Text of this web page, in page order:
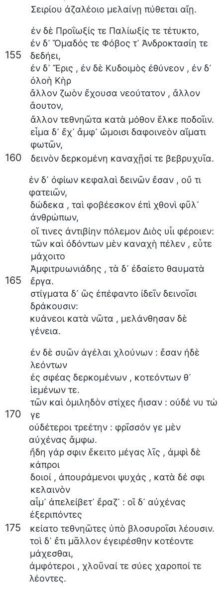
Σειρίου ἀζαλέοιο μελαίνῃ πύθεται αἴῃ.
ἐν δὲ Προΐωξίς τε Παλίωξίς τε τέτυκτο,
155
ἐν δ᾽ Ὅμαδός τε Φόβος τ᾽ Ἀνδροκτασίη τε
δεδήει,
ἐν δ᾽ Ἔρις , ἐν δὲ Κυδοιμὸς ἐθύνεον , ἐν δ᾽
ὀλοὴ Κὴρ
ἄλλον ζωὸν ἔχουσα νεούτατον , ἄλλον
ἄουτον,
ἄλλον τεθνηῶτα κατὰ μόθον ἕλκε ποδοῖιν.
εἷμα δ᾽ ἔχ᾽ ἄμφ᾽ ὤμοισι δαφοινεὸν αἵματι
φωτῶν,
160 δεινὸν δερκομένη καναχῇσί τε βεβρυχυῖα.
ἐν δ᾽ ὀφίων κεφαλαὶ δεινῶν ἔσαν , οὔ τι
φατειῶν,
δώδεκα , ταὶ φοβέεσκον ἐπὶ χθονὶ φῦλ᾽
ἀνθρώπων,
οἵ τινες ἀντιβίην πόλεμον Διὸς υἷι φέροιεν:
τῶν καὶ ὀδόντων μὲν καναχὴ πέλεν , εὖτε
μάχοιτο
165
Ἀμφιτρυωνιάδης , τὰ δ᾽ ἐδαίετο θαυματὰ
ἔργα.
στίγματα δ᾽ ὣς ἐπέφαντο ἰδεῖν δεινοῖσι
δράκουσιν:
κυάνεοι κατὰ νῶτα , μελάνθησαν δὲ
γένεια.
ἐν δὲ συῶν ἀγέλαι χλούνων : ἔσαν ἠδὲ
λεόντων
ἐς σφέας δερκομένων , κοτεόντων θ᾽
ἱεμένων τε.
170
τῶν καὶ ὁμιληδὸν στίχες ἤισαν : οὐδέ νυ τώ
γε
οὐδέτεροι τρεέτην : φρῖσσόν γε μὲν
αὐχένας ἄμφω.
ἤδη γάρ σφιν ἔκειτο μέγας λῖς , ἀμφὶ δὲ
κάπροι
δοιοί , ἀπουράμενοι ψυχάς , κατὰ δέ σφι
κελαινὸν
αἷμ᾽ ἀπελείβετ᾽ ἔραζ᾽ : οἳ δ᾽ αὐχένας
ἐξεριπόντες
175 κείατο τεθνηῶτες ὑπὸ βλοσυροῖσι λέουσιν.
τοὶ δ᾽ ἔτι μᾶλλον ἐγειρέσθην κοτέοντε
μάχεσθαι,
ἀμφότεροι , χλοῦναί τε σύες χαροποί τε
λέοντες.